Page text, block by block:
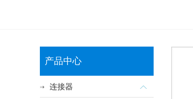
产品中心
连接器